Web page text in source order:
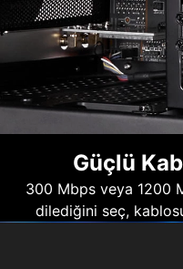
Güçlü
300 Mbps veya 1200
dilediğini seç,